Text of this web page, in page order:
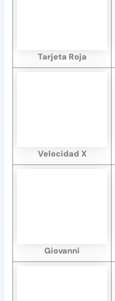
Tarjeta Roja
Velocidad X
Giovanni